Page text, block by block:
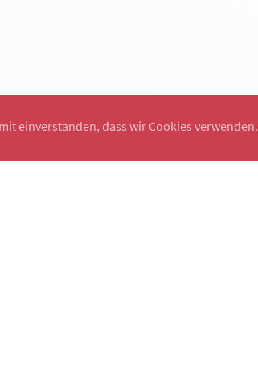
einverstanden, dass wir Cookies verwenden.